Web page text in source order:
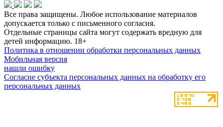
Все права защищены. Любое использование материалов
допускается только с письменного согласия.
Отдельные страницы сайта могут содержать вредную для
детей информацию. 18+
Политика в отношении обработки персональных данных
Мобильная версия
нашли ошибку
Согласие субъекта персональных данных на обработку его
персональных данных